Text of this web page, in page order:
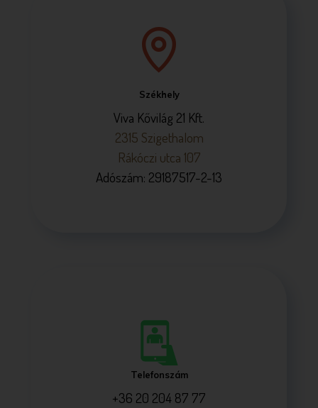
Székhely
Viva Kővilág 21 Kft.
2315 Szigethalom
Rákóczi utca 107
Adószám: 29187517-2-13
Telefonszám
+36 20 204 87 77